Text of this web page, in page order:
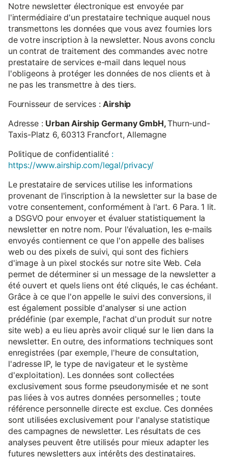
Notre newsletter électronique est envoyée par
l'intermédiaire d'un prestataire technique auquel nous
transmettons les données que vous avez fournies lors
de votre inscription à la newsletter. Nous avons conclu
un contrat de traitement des commandes avec notre
prestataire de services e-mail dans lequel nous
l'obligeons à protéger les données de nos clients et à
ne pas les transmettre à des tiers.
Fournisseur de services :Airship
Adresse : Urban Airship Germany GmbH,Thurn-und-
Taxis-Platz 6, 60313 Francfort, Allemagne
Politique de confidentialité :
https://www.airship.com/legal/privacy/
Le prestataire de services utilise les informations
provenant de l'inscription à la newsletter sur la base de
votre consentement, conformément à l'art. 6 Para. 1 lit.
a DSGVO pour envoyer et évaluer statistiquement la
newsletter en notre nom. Pour l'évaluation, les e-mails
envoyés contiennent ce que l'on appelle des balises
web ou des pixels de suivi, qui sont des fichiers
d'image à un pixel stockés sur notre site Web. Cela
permet de déterminer si un message de la newsletter a
été ouvert et quels liens ont été cliqués, le cas échéant.
Grâce à ce que l'on appelle le suivi des conversions, il
est également possible d'analyser si une action
prédéfinie (par exemple, l'achat d'un produit sur notre
site web) a eu lieu après avoir cliqué sur le lien dans la
newsletter. En outre, des informations techniques sont
enregistrées (par exemple, l'heure de consultation,
l'adresse IP, le type de navigateur et le système
d'exploitation). Les données sont collectées
exclusivement sous forme pseudonymisée et ne sont
pas liées à vos autres données personnelles ; toute
référence personnelle directe est exclue. Ces données
sont utilisées exclusivement pour l'analyse statistique
des campagnes de newsletter. Les résultats de ces
analyses peuvent être utilisés pour mieux adapter les
futures newsletters aux intérêts des destinataires.